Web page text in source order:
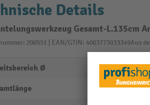
Details
Gesamt-L.135cm
200551 | EAN/GTIN: 4003773033349Aus
Ø 6,0 - 29,0
135 mm